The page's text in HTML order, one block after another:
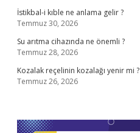
İstikbal-i kıble ne anlama gelir ?
Temmuz 30, 2026
Su arıtma cihazında ne önemli ?
Temmuz 28, 2026
Kozalak reçelinin kozalağı yenir mi ?
Temmuz 26, 2026